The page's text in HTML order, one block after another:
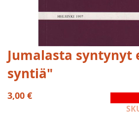
Hoppa
till
början
av
bildgalleriet
Jumalasta syntynyt
syntiä"
3,00 €